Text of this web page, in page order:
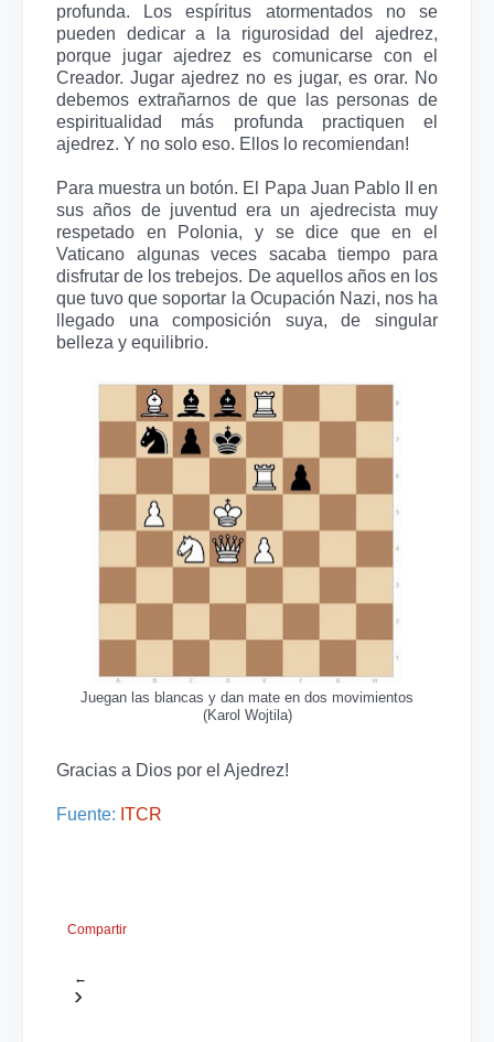
profunda. Los espíritus atormentados no se
pueden dedicar a la rigurosidad del ajedrez,
porque jugar ajedrez es comunicarse con el
Creador. Jugar ajedrez no es jugar, es orar. No
debemos extrañarnos de que las personas de
espiritualidad más profunda practiquen el
ajedrez. Y no solo eso. Ellos lo recomiendan!
Para muestra un botón. El Papa Juan Pablo II en
sus años de juventud era un ajedrecista muy
respetado en Polonia, y se dice que en el
Vaticano algunas veces sacaba tiempo para
disfrutar de los trebejos. De aquellos años en los
que tuvo que soportar la Ocupación Nazi, nos ha
llegado una composición suya, de singular
belleza y equilibrio.
Juegan las blancas y dan mate en dos movimientos
(Karol Wojtila)
Gracias a Dios por el Ajedrez!
Fuente: ITCR
Compartir
←
›